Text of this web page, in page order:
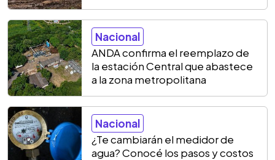
Nacional
ANDA confirma el reemplazo de
la estación Central que abastece
a la zona metropolitana
Nacional
¿Te cambiarán el medidor de
agua? Conocé los pasos y costos